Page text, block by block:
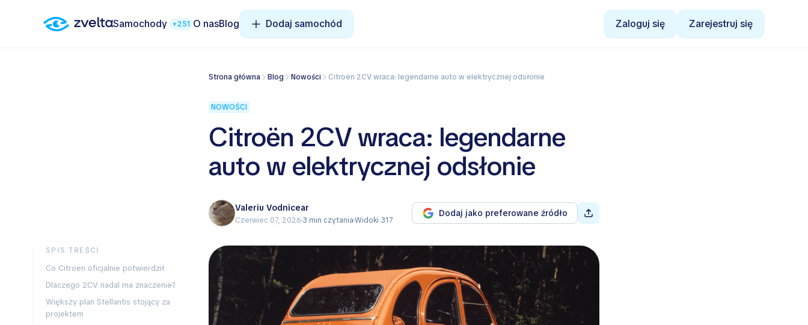
Samochody +251 O nasBlog Dodaj samochód Zaloguj się Zarejestruj się
Strona główna Blog Nowości Citroën 2CV wraca: legendarne auto w elektrycznej odsłonie
NOWOŚCI
Citroën 2CV wraca: legendarne
auto w elektrycznej odsłonie
Valeriu Vodnicear
Czerwiec 07, 2026 3 min czytaniaWidoki 317
Dodaj jako preferowane źródło
SPIS TREŚCI
Co Citroën oficjalnie potwierdził
Dlaczego 2CV nadal ma znaczenie?
Większy plan Stellantis stojący za
projektem